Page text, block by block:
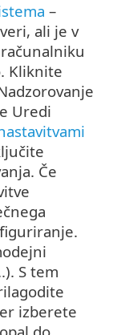
–
ali je v
Kliknite
Uredi
Če
S tem
izberete